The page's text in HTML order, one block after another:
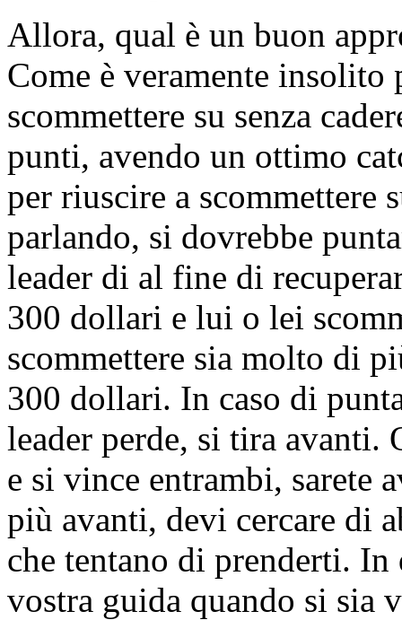
Allora, qual è un buon
Come è veramente insolito
scommettere su senza
punti, avendo un ottimo
per riuscire a scommettere
parlando, si dovrebbe
leader di al fine di
300 dollari e lui o lei
scommettere sia molto di
300 dollari. In caso di
leader perde, si tira avanti.
e si vince entrambi, sarete
più avanti, devi cercare di
che tentano di prenderti.
vostra guida quando si sia